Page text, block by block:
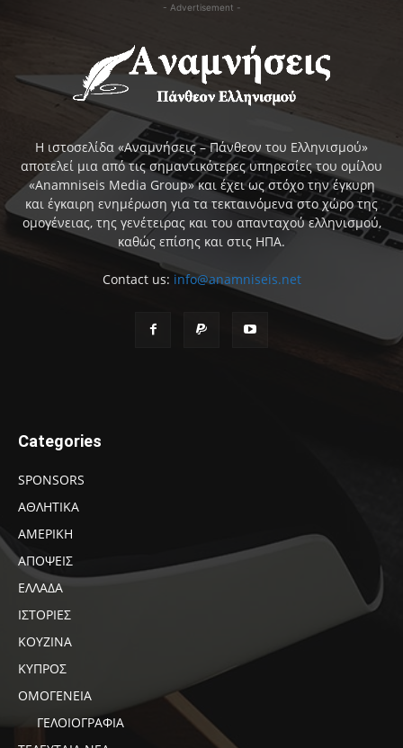
- Advertisement -
Η ιστοσελίδα «Αναμνήσεις – Πάνθεον του Ελληνισμού»
αποτελεί μια από τις σημαντικότερες υπηρεσίες του ομίλου
«Anamniseis Media Group» και έχει ως στόχο την έγκυρη
και έγκαιρη ενημέρωση για τα τεκταινόμενα στο χώρο της
ομογένειας, της γενέτειρας και του απανταχού ελληνισμού,
καθώς επίσης και στις ΗΠΑ.
Contact us: info@anamniseis.net
Categories
SPONSORS
ΑΘΛΗΤΙΚΑ
ΑΜΕΡΙΚΗ
ΑΠΟΨΕΙΣ
ΕΛΛΑΔΑ
ΙΣΤΟΡΙΕΣ
ΚΟΥΖΙΝΑ
ΚΥΠΡΟΣ
ΟΜΟΓΕΝΕΙΑ
ΓΕΛΟΙΟΓΡΑΦΙΑ